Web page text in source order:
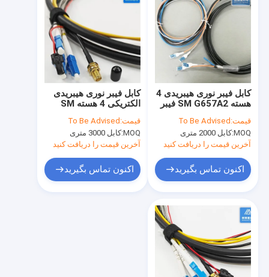
کابل فیبر نوری هیبریدی
الکتریکی 4 هسته SM
0.172 7.0mm
قیمت: To Be Advised
MOQ: کابل 3000 متری
آخرین قیمت را دریافت کنید
اکنون تماس بگیرید
کابل فیبر نوری هیبریدی 4
هسته SM G657A2 فیبر
قیمت: To Be Advised
MOQ: کابل 2000 متری
آخرین قیمت را دریافت کنید
اکنون تماس بگیرید